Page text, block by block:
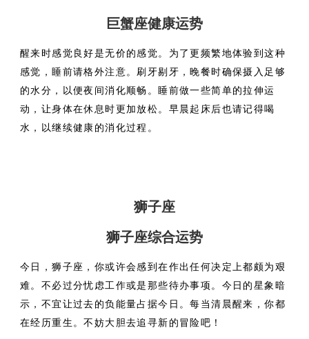
巨蟹座健康运势
醒来时感觉良好是无价的感觉。为了更频繁地体验到这种
感觉，睡前请格外注意。刷牙剔牙，晚餐时确保摄入足够
的水分，以便夜间消化顺畅。睡前做一些简单的拉伸运
动，让身体在休息时更加放松。早晨起床后也请记得喝
水，以继续健康的消化过程。
狮子座
狮子座综合运势
今日，狮子座，你或许会感到在作出任何决定上都颇为艰
难。不必过分忧虑工作或是那些待办事项。今日的星象暗
示，不宜让过去的负能量占据今日。每当清晨醒来，你都
在经历重生。不妨大胆去追寻新的冒险吧！